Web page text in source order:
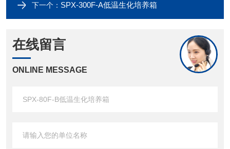
下一个： SPX-300F-A低温生化培养箱
在线留言
ONLINE MESSAGE